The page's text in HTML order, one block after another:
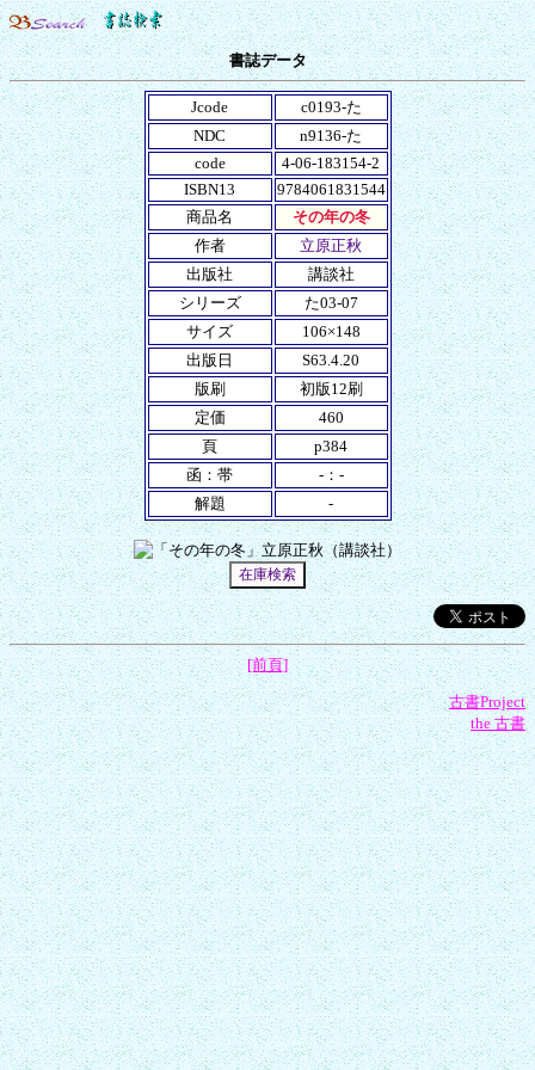
書誌データ
Jcode
c0193-た
NDC
n9136-た
code
4-06-183154-2
ISBN13
9784061831544
商品名
その年の冬
作者
立原正秋
出版社
講談社
シリーズ
た03-07
サイズ
106×148
出版日
S63.4.20
版刷
初版12刷
定価
460
頁
p384
函：帯
-：-
解題
-
[前頁]
古書Project
the 古書